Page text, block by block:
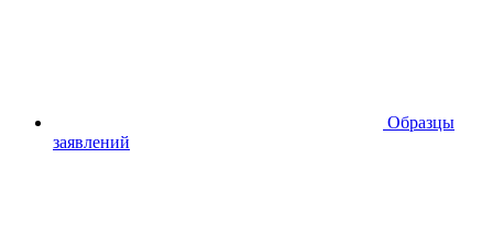
Образцы
заявлений